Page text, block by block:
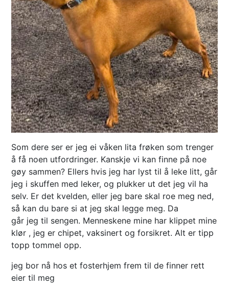
Som dere ser er jeg ei våken lita frøken som trenger
å få noen utfordringer. Kanskje vi kan finne på noe
gøy sammen? Ellers hvis jeg har lyst til å leke litt, går
jeg i skuffen med leker, og plukker ut det jeg vil ha
selv. Er det kvelden, eller jeg bare skal roe meg ned,
så kan du bare si at jeg skal legge meg. Da
går jeg til sengen. Menneskene mine har klippet mine
klør , jeg er chipet, vaksinert og forsikret. Alt er tipp
topp tommel opp.
jeg bor nå hos et fosterhjem frem til de finner rett
eier til meg